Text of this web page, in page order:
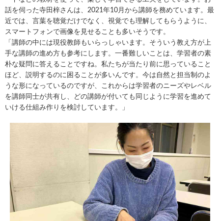
話を伺った寺田梓さんは、2021年10月から講師を務めています。最
近では、言葉を聴覚だけでなく、視覚でも理解してもらうように、
スマートフォンで画像を見せることも多いそうです。
「講師の中には現役教師もいらっしゃいます。そういう教え方が上
手な講師の進め方も参考にします。一番難しいことは、学習者の素
朴な疑問に答えることですね。私たちが当たり前に思っていること
ほど、説明するのに困ることが多いんです。今は自然と担当制のよ
うな形になっているのですが、これからは学習者のニーズやレベル
を講師同士が共有し、どの講師が付いても同じように学習を進めて
いける仕組み作りを検討しています。」